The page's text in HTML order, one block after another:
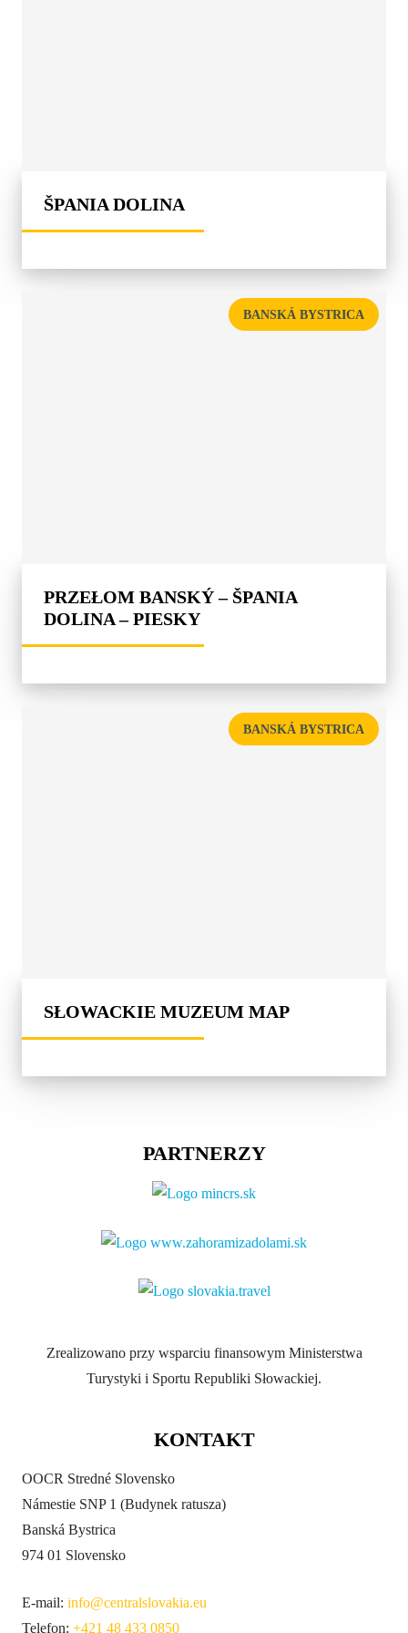
ŠPANIA DOLINA
BANSKÁ BYSTRICA
PRZEŁOM BANSKÝ – ŠPANIA
DOLINA – PIESKY
BANSKÁ BYSTRICA
SŁOWACKIE MUZEUM MAP
PARTNERZY
Zrealizowano przy wsparciu finansowym Ministerstwa
Turystyki i Sportu Republiki Słowackiej.
KONTAKT
OOCR Stredné Slovensko
Námestie SNP 1 (Budynek ratusza)
Banská Bystrica
974 01 Slovensko
E-mail: info@centralslovakia.eu
Telefon: +421 48 433 0850